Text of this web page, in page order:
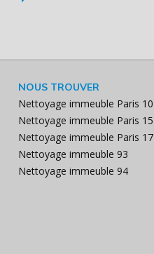
NOUS TROUVER
Nettoyage immeuble Paris 10
Nettoyage immeuble Paris 15
Nettoyage immeuble Paris 17
Nettoyage immeuble 93
Nettoyage immeuble 94